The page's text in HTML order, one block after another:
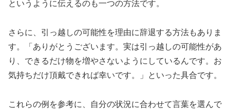
というように伝えるのも一つの方法です。
さらに、引っ越しの可能性を理由に辞退する方法もありま
す。「ありがとうございます。実は引っ越しの可能性があ
り、できるだけ物を増やさないようにしているんです。お
気持ちだけ頂戴できれば幸いです。」といった具合です。
これらの例を参考に、自分の状況に合わせて言葉を選んで